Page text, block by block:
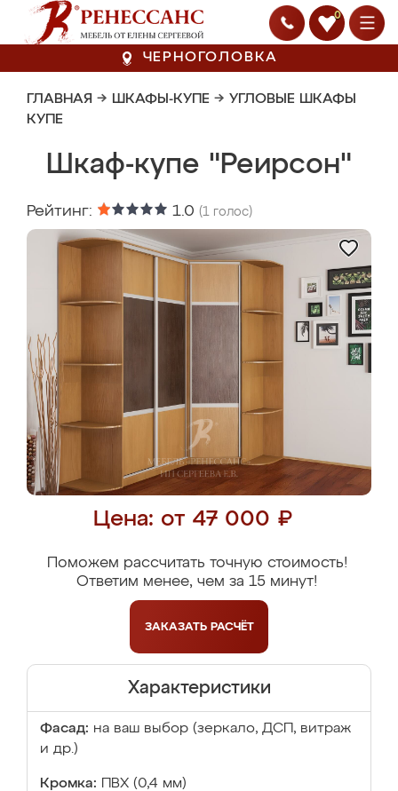
0
ЧЕРНОГОЛОВКА
ГЛАВНАЯ → ШКАФЫ-КУПЕ → УГЛОВЫЕ ШКАФЫ
КУПЕ
Шкаф-купе "Реирсон"
Рейтинг: 1.0 (1 голос)
Цена: от 47 000 ₽
Поможем рассчитать точную стоимость!
Ответим менее, чем за 15 минут!
ЗАКАЗАТЬ РАСЧЁТ
Характеристики
Фасад: на ваш выбор (зеркало, ДСП, витраж
и др.)
Кромка: ПВХ (0,4 мм)